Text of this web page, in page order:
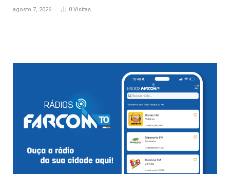
agosto 7, 2026 0 Visitas